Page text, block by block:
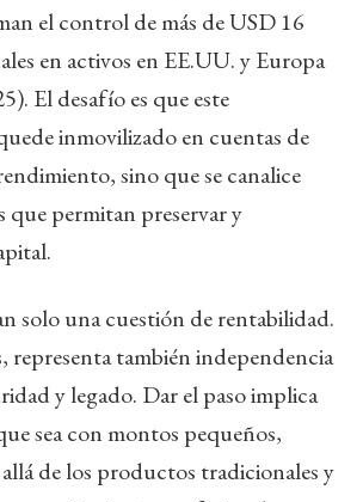
el control de más de USD 16
en activos en EE.UU. y Europa
El desafío es que este
inmovilizado en cuentas de
sino que se canalice
que permitan preservar y
solo una cuestión de rentabilidad.
representa también independencia
y legado. Dar el paso implica
sea con montos pequeños,
de los productos tradicionales y